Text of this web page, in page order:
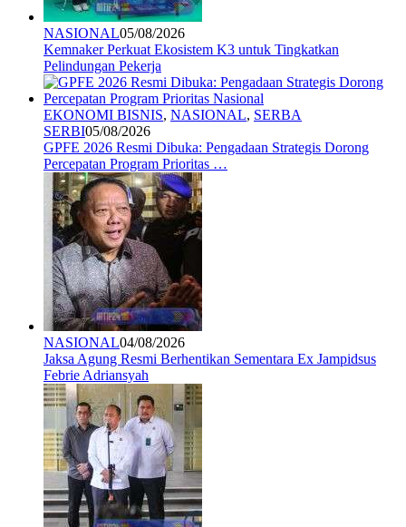
NASIONAL05/08/2026
Kemnaker Perkuat Ekosistem K3 untuk Tingkatkan
Pelindungan Pekerja
EKONOMI BISNIS, NASIONAL, SERBA
SERBI05/08/2026
GPFE 2026 Resmi Dibuka: Pengadaan Strategis Dorong
Percepatan Program Prioritas …
NASIONAL04/08/2026
Jaksa Agung Resmi Berhentikan Sementara Ex Jampidsus
Febrie Adriansyah